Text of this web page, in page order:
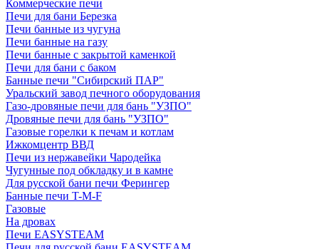
Коммерческие печи
Печи для бани Березка
Печи банные из чугуна
Печи банные на газу
Печи банные с закрытой каменкой
Печи для бани с баком
Банные печи "Сибирский ПАР"
Уральский завод печного оборудования
Газо-дровяные печи для бань "УЗПО"
Дровяные печи для бань "УЗПО"
Газовые горелки к печам и котлам
Ижкомцентр ВВД
Печи из нержавейки Чародейка
Чугунные под обкладку и в камне
Для русской бани печи Ферингер
Банные печи T-M-F
Газовые
На дровах
Печи EASYSTEAM